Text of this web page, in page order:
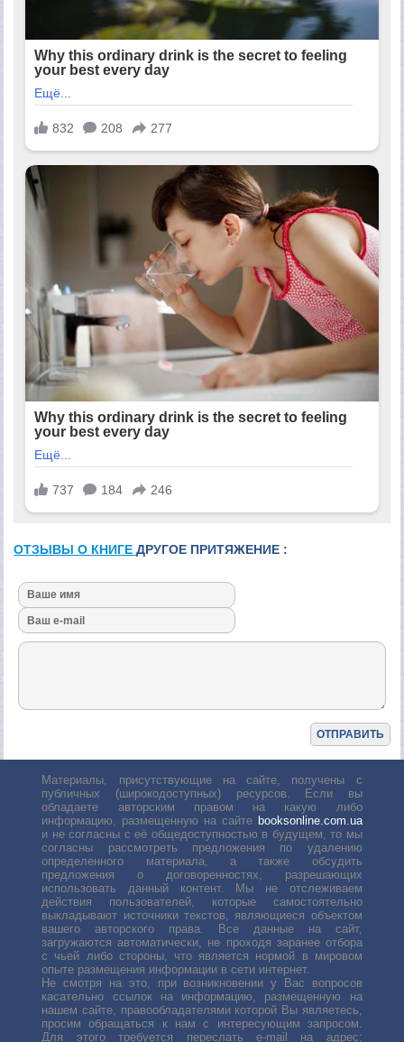
ОТЗЫВЫ О КНИГЕДРУГОЕ ПРИТЯЖЕНИЕ :
Материалы, присутствующие на сайте, получены с
публичных (широкодоступных) ресурсов. Если вы
обладаете авторским правом на какую либо
информацию, размещенную на сайте booksonline.com.ua
и не согласны с её общедоступностью в будущем, то мы
согласны рассмотреть предложения по удалению
определенного материала, а также обсудить
предложения о договоренностях, разрешающих
использовать данный контент. Мы не отслеживаем
действия пользователей, которые самостоятельно
выкладывают источники текстов, являющиеся объектом
вашего авторского права. Все данные на сайт,
загружаются автоматически, не проходя заранее отбора
с чьей либо стороны, что является нормой в мировом
опыте размещения информации в сети интернет.
Не смотря на это, при возникновении у Вас вопросов
касательно ссылок на информацию, размещенную на
нашем сайте, правообладателями которой Вы являетесь,
просим обращаться к нам с интересующим запросом.
Для этого требуется переслать е-mail на адрес: